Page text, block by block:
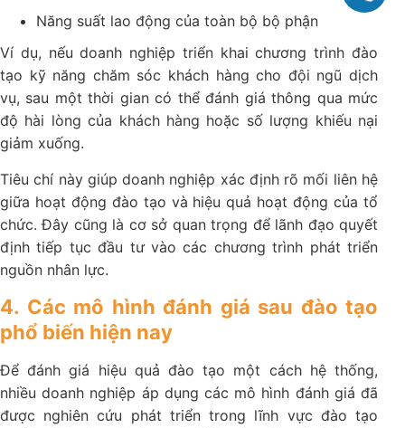
Năng suất lao động của toàn bộ bộ phận
Ví dụ, nếu doanh nghiệp triển khai chương trình đào
tạo kỹ năng chăm sóc khách hàng cho đội ngũ dịch
vụ, sau một thời gian có thể đánh giá thông qua mức
độ hài lòng của khách hàng hoặc số lượng khiếu nại
giảm xuống.
Tiêu chí này giúp doanh nghiệp xác định rõ mối liên hệ
giữa hoạt động đào tạo và hiệu quả hoạt động của tổ
chức. Đây cũng là cơ sở quan trọng để lãnh đạo quyết
định tiếp tục đầu tư vào các chương trình phát triển
nguồn nhân lực.
4. Các mô hình đánh giá sau đào tạo
phổ biến hiện nay
Để đánh giá hiệu quả đào tạo một cách hệ thống,
nhiều doanh nghiệp áp dụng các mô hình đánh giá đã
được nghiên cứu phát triển trong lĩnh vực đào tạo